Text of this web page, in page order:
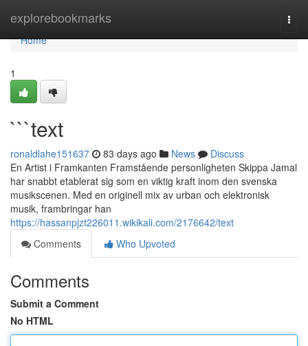
explorebookmarks
Home
Home
1
```text
ronaldlahe151637 83 days ago News
Discuss
En Artist i Framkanten Framstående personligheten Skippa Jamal
har snabbt etablerat sig som en viktig kraft inom den svenska
musikscenen. Med en originell mix av urban och elektronisk
musik, frambringar han
https://hassanpjzt226011.wikikali.com/2176642/text
Comments
Who Upvoted
Comments
Submit a Comment
No HTML